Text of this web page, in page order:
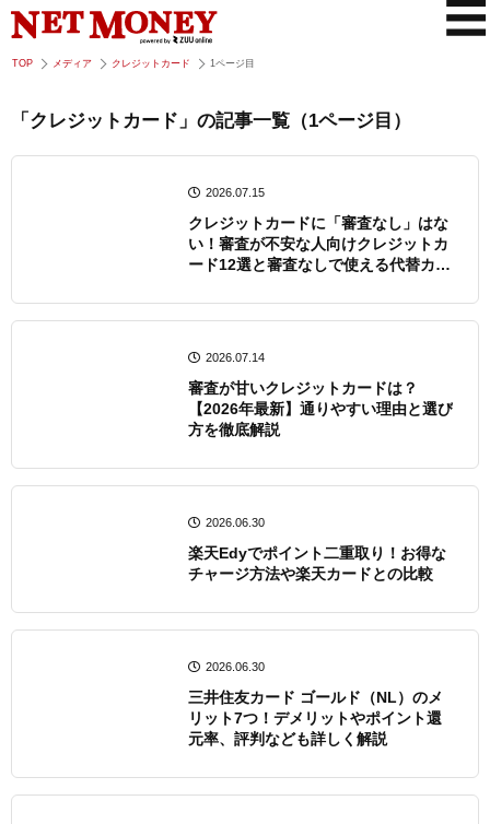
TOP メディア クレジットカード 1ページ目
「クレジットカード」の記事一覧（1ページ目）
2026.07.15
クレジットカードに「審査なし」はな
い！審査が不安な人向けクレジットカ
ード12選と審査なしで使える代替カー
2026.07.14
審査が甘いクレジットカードは？
【2026年最新】通りやすい理由と選び
方を徹底解説
2026.06.30
楽天Edyでポイント二重取り！お得な
チャージ方法や楽天カードとの比較
2026.06.30
三井住友カード ゴールド（NL）のメ
リット7つ！デメリットやポイント還
元率、評判なども詳しく解説